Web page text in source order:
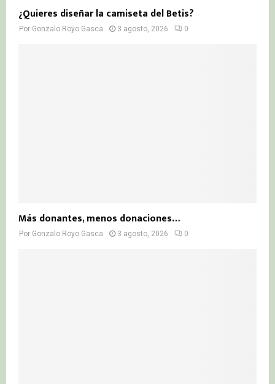
¿Quieres diseñar la camiseta del Betis?
Por Gonzalo Royo Gasca 3 agosto, 2026 0
Más donantes, menos donaciones…
Por Gonzalo Royo Gasca 3 agosto, 2026 0